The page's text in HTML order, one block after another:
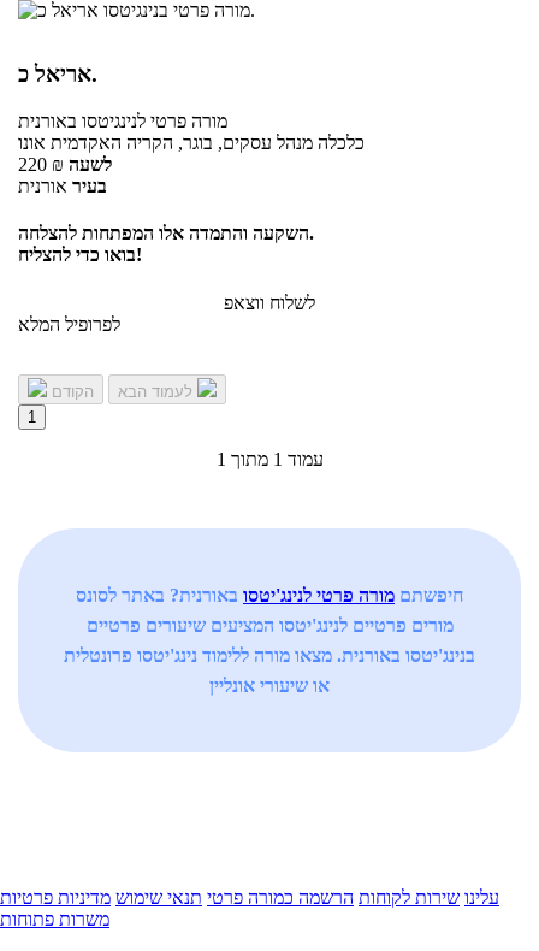
אריאל כ.
מורה פרטי לנינגיטסו באורנית
כלכלה מנהל עסקים, בוגר, הקריה האקדמית אונו
220 ₪ לשעה
בעיר אורנית
השקעה והתמדה אלו המפתחות להצלחה.
בואו כדי להצליח!
לשלוח ווצאפ
לפרופיל המלא
הקודם
1
עמוד 1 מתוך 1
חיפשתם מורה פרטי לנינג'יטסו באורנית? באתר לסונס
מורים פרטיים לנינג'יטסו המציעים שיעורים פרטיים
בנינג'יטסו באורנית. מצאו מורה ללימוד נינג'יטסו פרונטלית
או שיעורי אונליין
עלינו שירות לקוחות הרשמה כמורה פרטי תנאי שימוש מדיניות פרטיות
משרות פתוחות